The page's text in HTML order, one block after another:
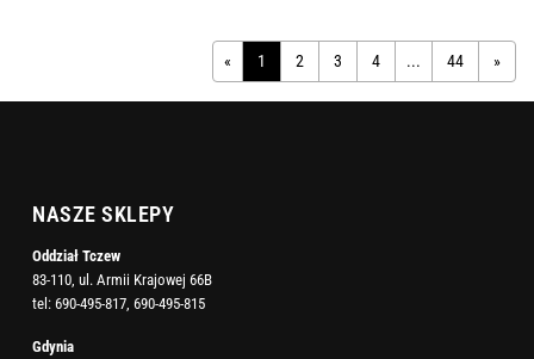
« 1 2 3 4 ... 44 »
NASZE SKLEPY
Oddział Tczew
83-110, ul. Armii Krajowej 66B
tel: 690-495-817 690-495-815
Gdynia